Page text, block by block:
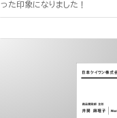
った印象になりました！